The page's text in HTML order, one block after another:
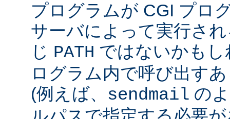
プログラムが CGI プロ
サーバによって実行さ
じ PATH ではないかも
ログラム内で呼び出す
(例えば、 sendmail の